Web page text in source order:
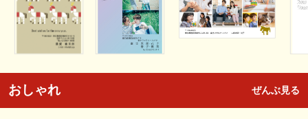
おしゃれ ぜんぶ見る